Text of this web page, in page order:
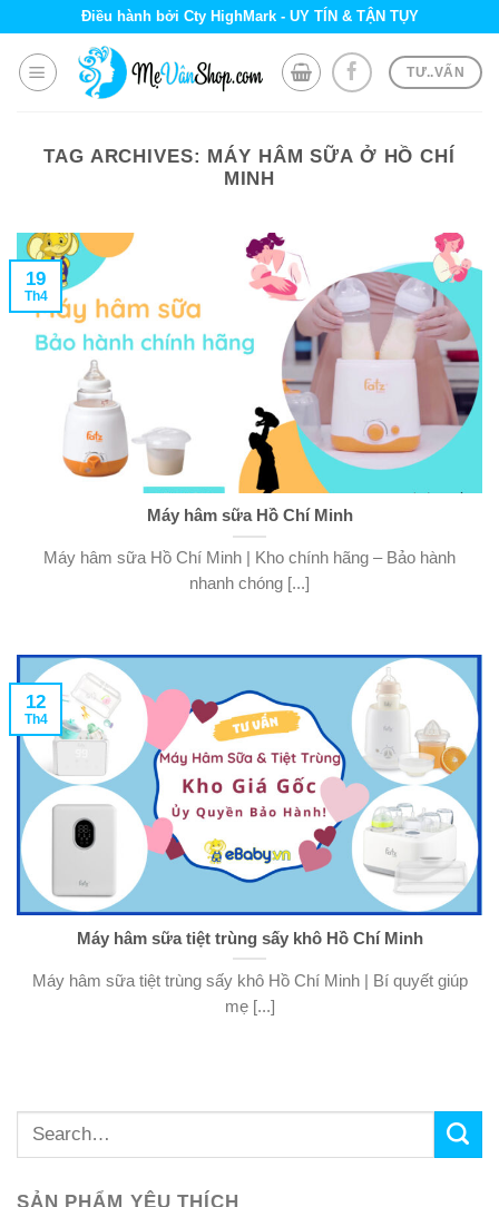
content
Điều hành bởi Cty HighMark - UY TÍN & TẬN TỤY
TƯ..VẤN
TAG ARCHIVES: MÁY HÂM SỮA Ở HỒ CHÍ
MINH
Máy hâm sữa Hồ Chí Minh
Máy hâm sữa Hồ Chí Minh | Kho chính hãng – Bảo hành
nhanh chóng [...]
19
Th4
Máy hâm sữa tiệt trùng sấy khô Hồ Chí Minh
Máy hâm sữa tiệt trùng sấy khô Hồ Chí Minh | Bí quyết giúp
mẹ [...]
12
Th4
SẢN PHẨM YÊU THÍCH